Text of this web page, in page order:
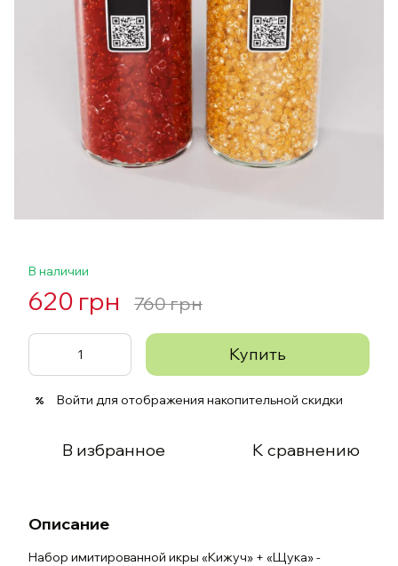
В наличии
620 грн 760 грн
Купить
% Войти для отображения накопительной скидки
В избранное К сравнению
Описание
Набор имитированной икры «Кижуч» + «Щука» -